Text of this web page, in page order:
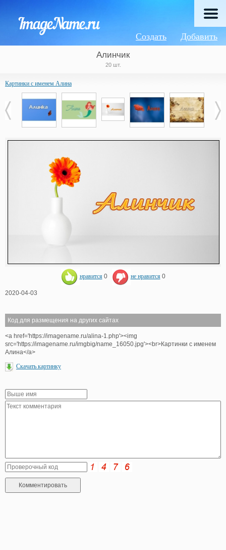
Добавить
Создать
Алинчик
20 шт.
Картинки с именем Алина
нравится 0 не нравится 0
2020-04-03
Код для размещения на других сайтах
<a href='https://imagename.ru/alina-1.php'><img
src='https://imagename.ru/imgbig/name_16050.jpg'><br>Картинки с именем
Алина</a>
Скачать картинку